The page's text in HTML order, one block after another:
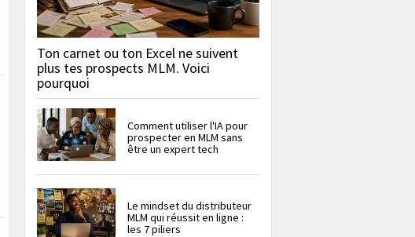
Ton carnet ou ton Excel ne suivent
plus tes prospects MLM. Voici
pourquoi
Comment utiliser l'IA pour
prospecter en MLM sans
être un expert tech
Le mindset du distributeur
MLM qui réussit en ligne :
les 7 piliers